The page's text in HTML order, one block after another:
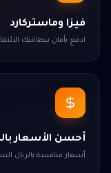
فيزا وماستركارد
ادفع بأمان ببطاقتك
أحسن الأسعار
أسعار منافسة